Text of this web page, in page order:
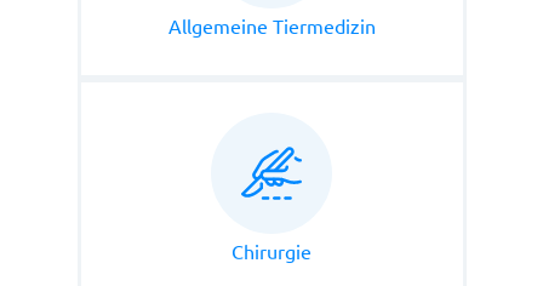
Allgemeine Tiermedizin
Chirurgie